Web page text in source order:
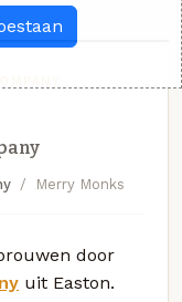
Merry Monks
door
uit Easton.